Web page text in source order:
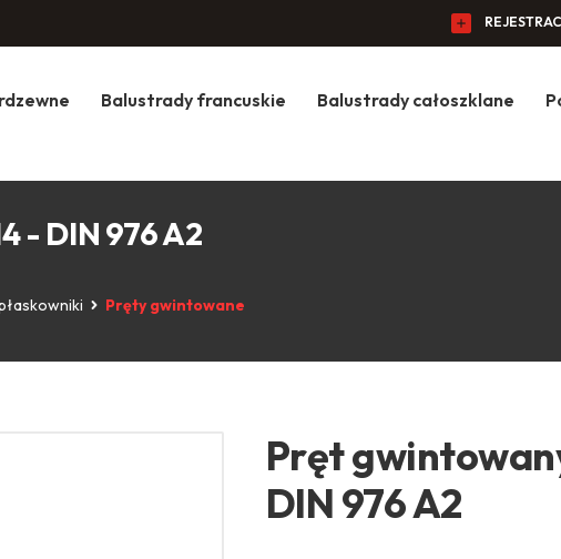
Balustrady francuskie Balustrady całoszklane
- DIN 976 A2
Pręty gwintowane
Pręt
DIN 976 A2